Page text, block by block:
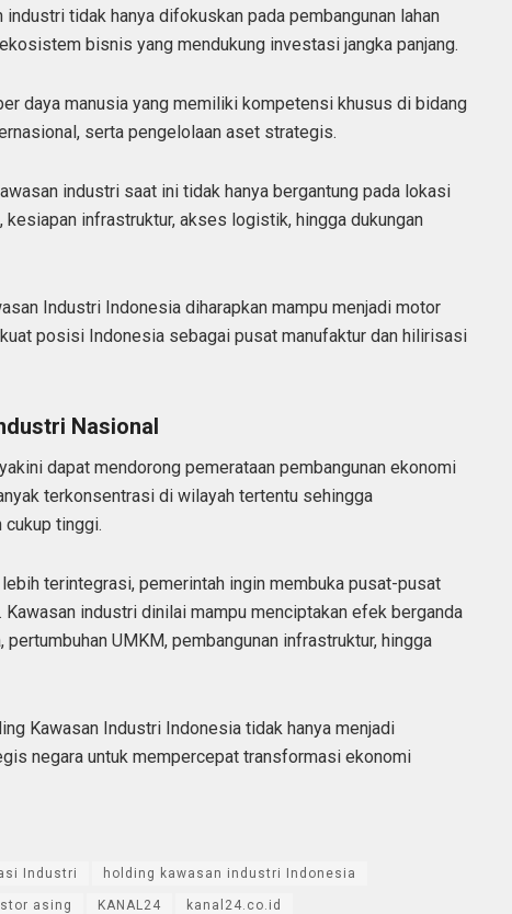
tidak hanya difokuskan pada pembangunan lahan
bisnis yang mendukung investasi jangka panjang.
daya manusia yang memiliki kompetensi khusus di bidang
serta pengelolaan aset strategis.
industri saat ini tidak hanya bergantung pada lokasi
kesiapan infrastruktur, akses logistik, hingga dukungan
Industri Indonesia diharapkan mampu menjadi motor
posisi Indonesia sebagai pusat manufaktur dan hilirisasi
Nasional
dapat mendorong pemerataan pembangunan ekonomi
terkonsentrasi di wilayah tertentu sehingga
cukup tinggi.
terintegrasi, pemerintah ingin membuka pusat-pusat
industri dinilai mampu menciptakan efek berganda
UMKM, pembangunan infrastruktur, hingga
Kawasan Industri Indonesia tidak hanya menjadi
negara untuk mempercepat transformasi ekonomi
Industri holding kawasan industri Indonesia
asing KANAL24 kanal24.co.id